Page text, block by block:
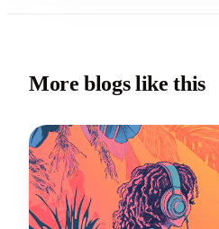
More blogs like this